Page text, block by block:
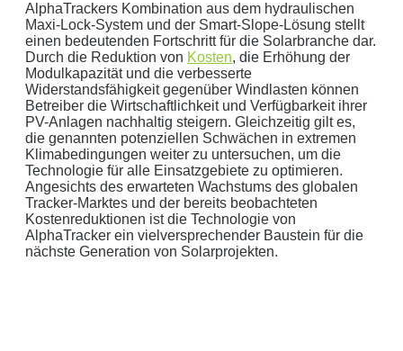
AlphaTrackers Kombination aus dem hydraulischen
Maxi-Lock-System und der Smart-Slope-Lösung stellt
einen bedeutenden Fortschritt für die Solarbranche dar.
Durch die Reduktion von Kosten, die Erhöhung der
Modulkapazität und die verbesserte
Widerstandsfähigkeit gegenüber Windlasten können
Betreiber die Wirtschaftlichkeit und Verfügbarkeit ihrer
PV-Anlagen nachhaltig steigern. Gleichzeitig gilt es,
die genannten potenziellen Schwächen in extremen
Klimabedingungen weiter zu untersuchen, um die
Technologie für alle Einsatzgebiete zu optimieren.
Angesichts des erwarteten Wachstums des globalen
Tracker-Marktes und der bereits beobachteten
Kostenreduktionen ist die Technologie von
AlphaTracker ein vielversprechender Baustein für die
nächste Generation von Solarprojekten.